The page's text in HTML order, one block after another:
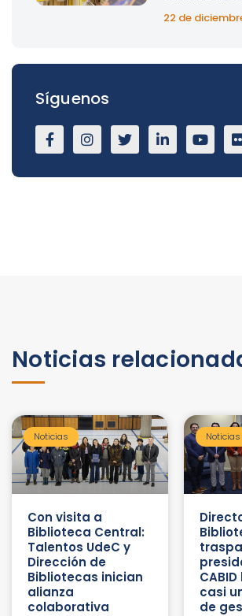
22 de
Síguenos
Noticias
Noticias
Con visita a
Biblioteca Central:
Talentos UdeC y
Dirección de
Bibliotecas inician
alianza
colaborativa
Noticias
casi
de